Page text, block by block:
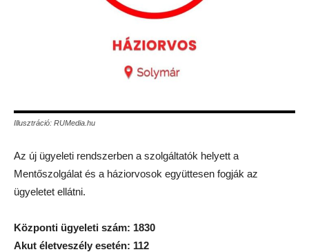
Illusztráció: RUMedia.hu
Az új ügyeleti rendszerben a szolgáltatók helyett a
Mentőszolgálat és a háziorvosok együttesen fogják az
ügyeletet ellátni.
Központi ügyeleti szám: 1830
Akut életveszély esetén: 112